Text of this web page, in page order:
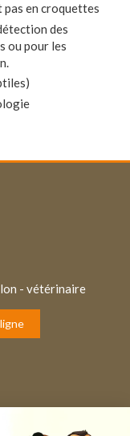
en croquettes
des
ou pour les
- vétérinaire